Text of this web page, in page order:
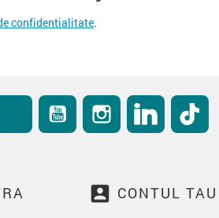
confidentialitate.
RSS YouTube InstagramLinkedIn
account_box CONTUL TAU